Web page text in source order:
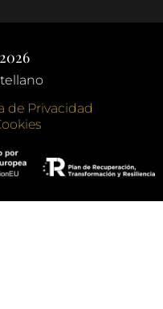
de Privacidad